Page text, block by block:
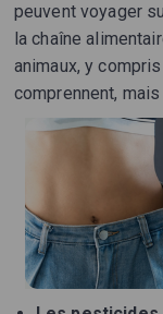
peuvent voyager
la chaîne
animaux, y
comprennent,